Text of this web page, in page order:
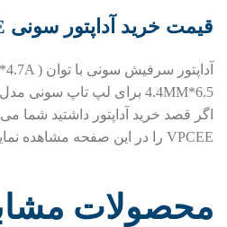
قیمت خرید آداپتور سونی VPCEE
اگر قصد خرید آداپتور داشتید شما می
VPCEE را در این صفحه مشاهده نمایید.
محصولات